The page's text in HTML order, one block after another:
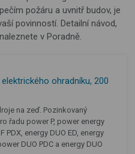
požáru a uvnitř budov, je
povinností. Detailní návod,
v Poradně.
ohradníku, 200
na zeď. Pozinkovaný
řadu power P, power energy
PDX, energy DUO ED, energy
DUO PDC a energy DUO